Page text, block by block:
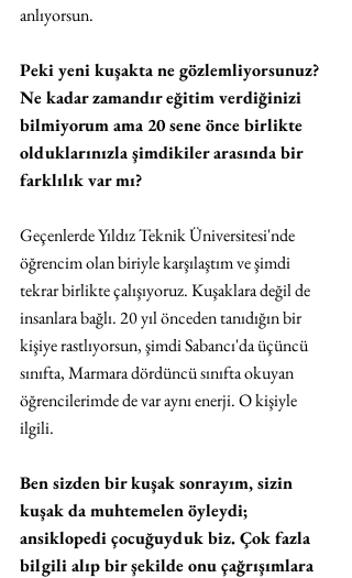
anlıyorsun.
Peki yeni kuşakta ne gözlemliyorsunuz?
Ne kadar zamandır eğitim verdiğinizi
bilmiyorum ama 20 sene önce birlikte
olduklarınızla şimdikiler arasında bir
farklılık var mı?
Geçenlerde Yıldız Teknik Üniversitesi'nde
öğrencim olan biriyle karşılaştım ve şimdi
tekrar birlikte çalışıyoruz. Kuşaklara değil de
insanlara bağlı. 20 yıl önceden tanıdığın bir
kişiye rastlıyorsun, şimdi Sabancı'da üçüncü
sınıfta, Marmara dördüncü sınıfta okuyan
öğrencilerimde de var aynı enerji. O kişiyle
ilgili.
Ben sizden bir kuşak sonrayım, sizin
kuşak da muhtemelen öyleydi;
ansiklopedi çocuğuyduk biz. Çok fazla
bilgili alıp bir şekilde onu çağrışımlara